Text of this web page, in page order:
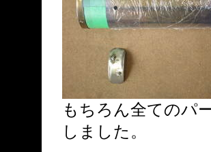
もちろん全てのパ
しました。